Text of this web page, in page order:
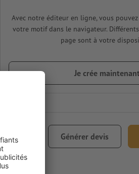
Avec notre éditeur en ligne, vous
votre motif dans le navigateur.
page sont à votre
Je crée maintenant
TVA incl.
99,80 Générer devis